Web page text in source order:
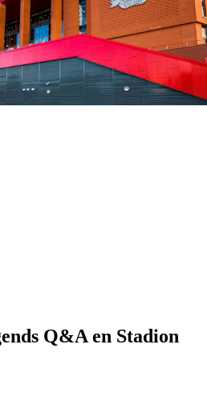
Q&A en Stadion